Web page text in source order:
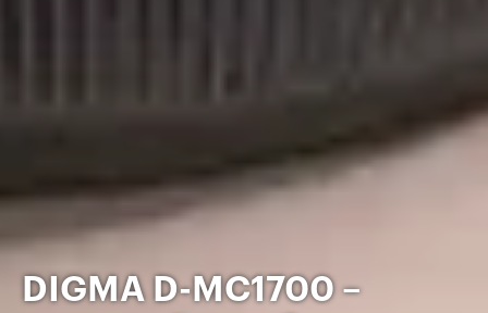
DIGMA D-MC1700 –